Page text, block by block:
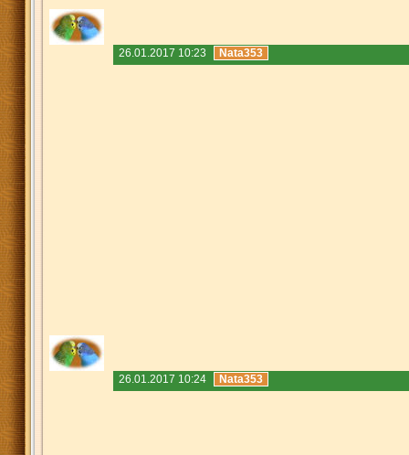
26.01.2017 10:23 Nata353
26.01.2017 10:24 Nata353